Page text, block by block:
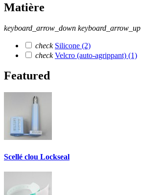
Matière
keyboard_arrow_down keyboard_arrow_up
check Silicone (2)
check Velcro (auto-agrippant) (1)
Featured
Scellé clou Lockseal